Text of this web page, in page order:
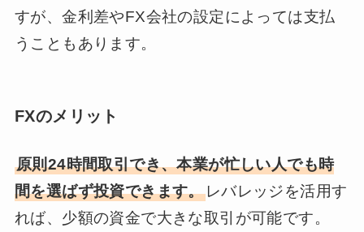
すが、金利差やFX会社の設定によっては支払
うこともあります。
FXのメリット
原則24時間取引でき、本業が忙しい人でも時
間を選ばず投資できます。レバレッジを活用す
れば、少額の資金で大きな取引が可能です。